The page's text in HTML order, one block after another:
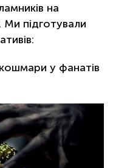
на
Ми підготували
у фанатів